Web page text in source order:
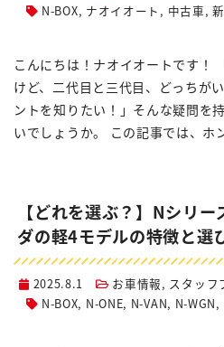
N-BOX, ナオイオート , 中古車,
こんにちは！ナオイオートです！
けど、二代目と三代目、どっちが
ントを知りたい！」そんな疑問を
いでしょうか。 この記事では、
【どれを選ぶ？】Nシリ
ダの軽4モデルの特徴と選
2025.8.1 お車情報, スタッフ
N-BOX, N-ONE, N-VAN, N-WGN,